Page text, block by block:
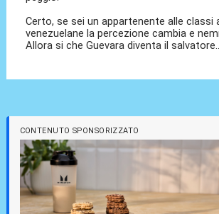
Certo, se sei un appartenente alle classi
venezuelane la percezione cambia e
Allora si che Guevara diventa il
CONTENUTO SPONSORIZZATO